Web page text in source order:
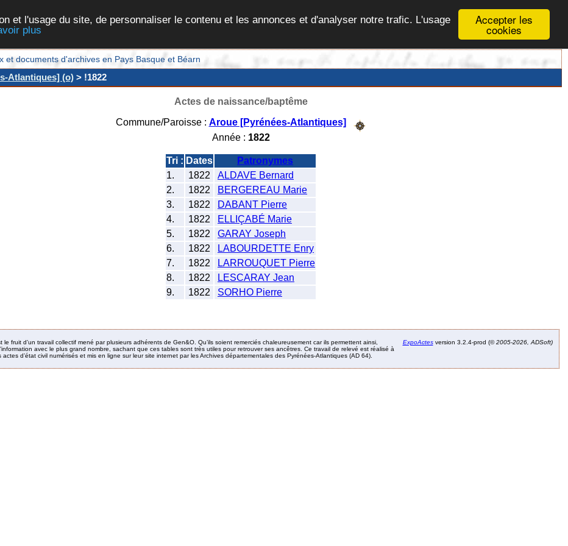
Accepter les
cookies
et l'usage du site, de personnaliser le contenu et les annonces et d'analyser notre trafic. L'usage
plus
documents d'archives en Pays Basque et Béarn
Atlantiques] (o) > !1822
Actes de naissance/baptême
Commune/Paroisse : Aroue [Pyrénées-Atlantiques]
Année : 1822
Tri : Dates
Patronymes
1.
1822
ALDAVE Bernard
2.
1822
BERGEREAU Marie
3.
1822
DABANT Pierre
4.
1822
ELLIÇABÉ Marie
5.
1822
GARAY Joseph
6.
1822
LABOURDETTE Enry
7.
1822
LARROUQUET Pierre
8.
1822
LESCARAY Jean
9.
1822 SORHO Pierre
le fruit d’un travail collectif mené par plusieurs adhérents de Gen&O. Qu’ils soient remerciés chaleureusement car ils permettent ainsi,
avec le plus grand nombre, sachant que ces tables sont très utiles pour retrouver ses ancêtres. Ce travail de relevé est réalisé à
d’état civil numérisés et mis en ligne sur leur site internet par les Archives départementales des Pyrénées-Atlantiques (AD 64).
ExpoActesversion 3.2.4-prod (©2005-2026, ADSoft)